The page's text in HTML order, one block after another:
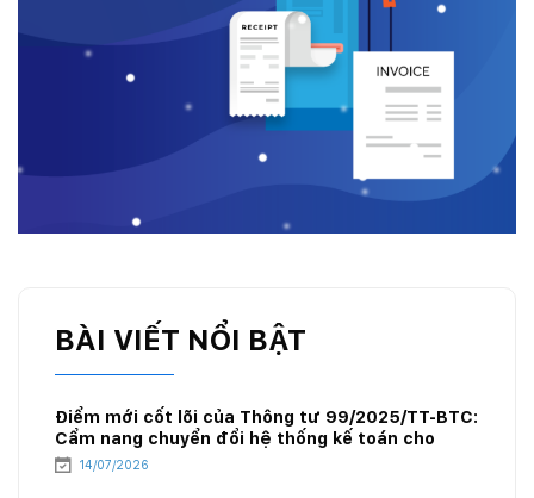
BÀI VIẾT NỔI BẬT
Điểm mới cốt lõi của Thông tư 99/2025/TT-BTC:
Cẩm nang chuyển đổi hệ thống kế toán cho
doanh nghiệp xăng dầu
14/07/2026